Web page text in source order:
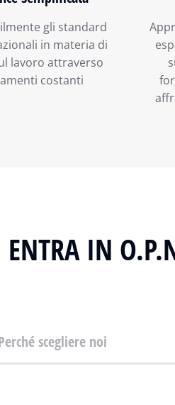
gli standard
in materia di
lavoro attraverso
costanti
ENTRA IN
scegliere noi